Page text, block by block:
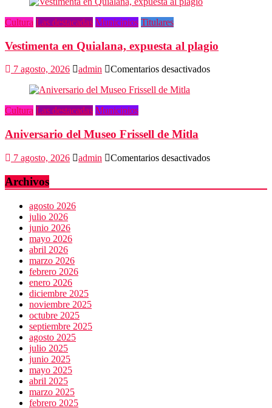
feliz
mundo
Cultura Las destacadas Municipios Titulares
Vestimenta en Quialana, expuesta al plagio
7 agosto, 2026 admin Comentarios desactivadosen
Cultura Las destacadas Municipios
Aniversario del Museo Frissell de Mitla
7 agosto, 2026 admin Comentarios desactivadosen
Museo
Archivos
agosto 2026
julio 2026
junio 2026
mayo 2026
abril 2026
marzo 2026
febrero 2026
enero 2026
diciembre 2025
noviembre 2025
octubre 2025
septiembre 2025
agosto 2025
julio 2025
junio 2025
mayo 2025
abril 2025
marzo 2025
febrero 2025